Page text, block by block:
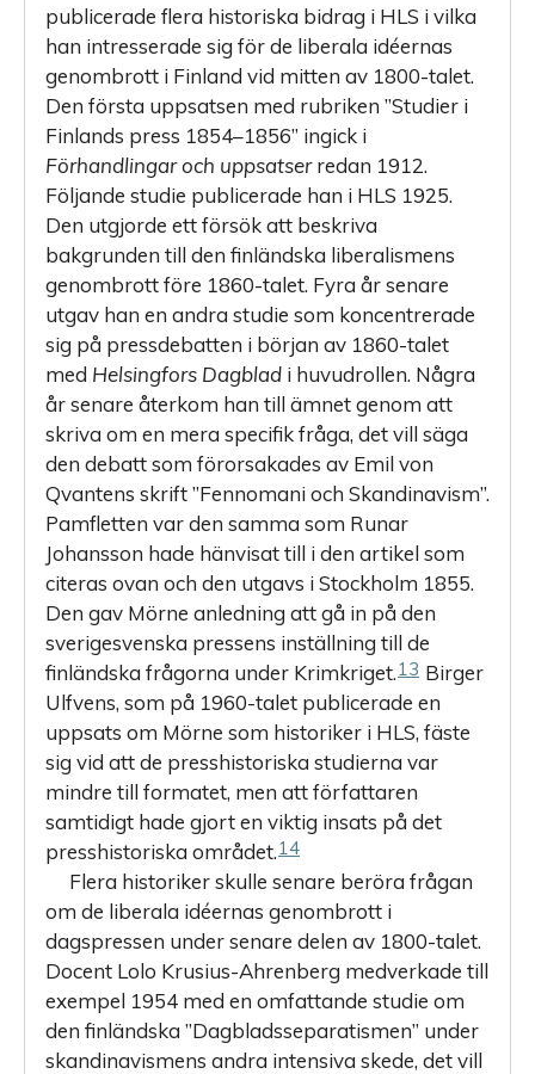
publicerade flera historiska bidrag i HLS i vilka
han intresserade sig för de liberala idéernas
genombrott i Finland vid mitten av 1800-talet.
Den första uppsatsen med rubriken ”Studier i
Finlands press 1854–1856” ingick i
Förhandlingar och uppsatserredan 1912.
Följande studie publicerade han i HLS 1925.
Den utgjorde ett försök att beskriva
bakgrunden till den finländska liberalismens
genombrott före 1860-talet. Fyra år senare
utgav han en andra studie som koncentrerade
sig på pressdebatten i början av 1860-talet
med Helsingfors Dagblad i huvudrollen. Några
år senare återkom han till ämnet genom att
skriva om en mera specifik fråga, det vill säga
den debatt som förorsakades av Emil von
Qvantens skrift ”Fennomani och Skandinavism”.
Pamfletten var den samma som Runar
Johansson hade hänvisat till i den artikel som
citeras ovan och den utgavs i Stockholm 1855.
Den gav Mörne anledning att gå in på den
sverigesvenska pressens inställning till de
finländska frågorna under Krimkriget.13 Birger
Ulfvens, som på 1960-talet publicerade en
uppsats om Mörne som historiker i HLS, fäste
sig vid att de presshistoriska studierna var
mindre till formatet, men att författaren
samtidigt hade gjort en viktig insats på det
presshistoriska området.14
Flera historiker skulle senare beröra frågan
om de liberala idéernas genombrott i
dagspressen under senare delen av 1800-talet.
Docent Lolo Krusius-Ahrenberg medverkade till
exempel 1954 med en omfattande studie om
den finländska ”Dagbladsseparatismen” under
skandinavismens andra intensiva skede, det vill